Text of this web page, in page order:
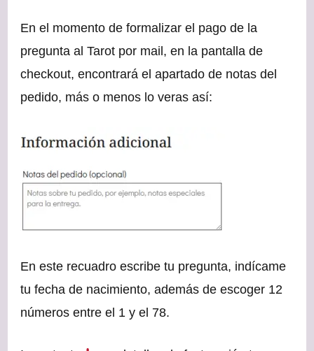
En el momento de formalizar el pago de la
pregunta al Tarot por mail, en la pantalla de
checkout, encontrará el apartado de notas del
pedido, más o menos lo veras así:
En este recuadro escribe tu pregunta, indícame
tu fecha de nacimiento, además de escoger 12
números entre el 1 y el 78.